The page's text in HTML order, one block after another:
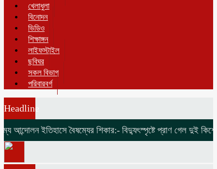
খেলাধুলা
বিনোদন
ভিডিও
শিক্ষাঙ্গন
লাইফস্টাইল
ছবিঘর
সকল বিভাগ
পরিবারবর্গ
Headline
আন্দোলন ইতিহাসে বৈষম্যের শিকার:- বিদ্যুৎস্পৃষ্টে প্রাণ গেল দুই